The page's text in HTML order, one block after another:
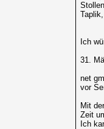
Ich
31.
net
vor
Mit
Zeit
Ich